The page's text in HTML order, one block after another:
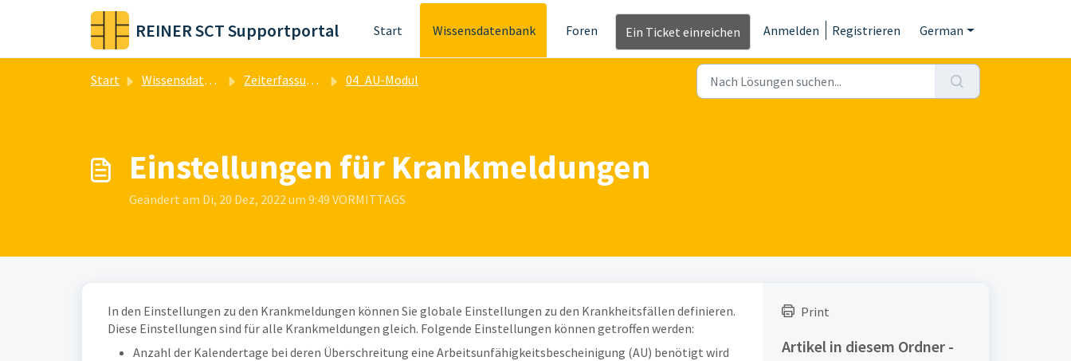
Zum hauptsächlichen Inhalt gehen
REINER SCT Supportportal Start Wissensdatenbank Foren Ein Ticket einreichen Anmelden Registrieren German
Start Wissensdatenbank Zeiterfassung & Zutrittskontrolle 04_AU-Modul
Einstellungen für Krankmeldungen
Geändert am Di, 20 Dez, 2022 um 9:49 VORMITTAGS
In den Einstellungen zu den Krankmeldungen können Sie globale Einstellungen zu den Krankheitsfällen definieren.
Diese Einstellungen sind für alle Krankmeldungen gleich. Folgende Einstellungen können getroffen werden:
Anzahl der Kalendertage bei deren Überschreitung eine Arbeitsunfähigkeitsbescheinigung (AU) benötigt wird
Print
Artikel in diesem Ordner -